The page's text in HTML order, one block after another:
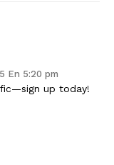
En 5:20 pm
up today!